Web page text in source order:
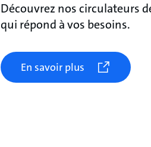
Découvrez nos circulateurs
qui répond à vos besoins.
En savoir plus